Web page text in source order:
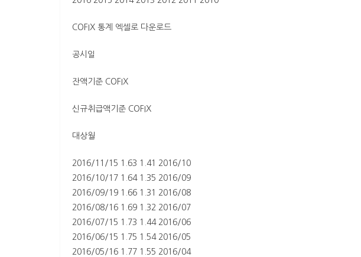
COFIX 통계 엑셀로 다운로드
공시일
잔액기준 COFIX
신규취급액기준 COFIX
대상월
2016/11/15 1.63 1.41 2016/10
2016/10/17 1.64 1.35 2016/09
2016/09/19 1.66 1.31 2016/08
2016/08/16 1.69 1.32 2016/07
2016/07/15 1.73 1.44 2016/06
2016/06/15 1.75 1.54 2016/05
2016/05/16 1.77 1.55 2016/04